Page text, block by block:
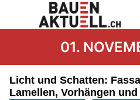
01.
Licht und Schatten:
Lamellen, Vorhängen